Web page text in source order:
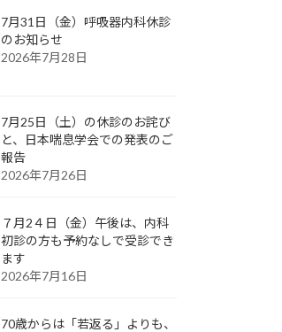
7月31日（金）呼吸器内科休診
のお知らせ
2026年7月28日
7月25日（土）の休診のお詫び
と、日本喘息学会での発表のご
報告
2026年7月26日
７月2４日（金）午後は、内科
初診の方も予約なしで受診でき
ます
2026年7月16日
70歳からは「若返る」よりも、